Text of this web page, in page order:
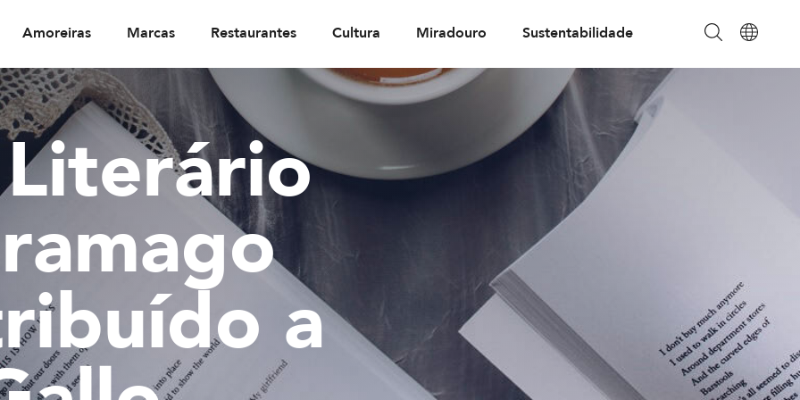
Amoreiras Marcas Restaurantes Cultura Miradouro Sustentabilidade
a